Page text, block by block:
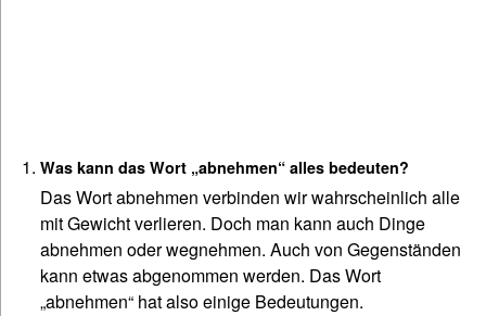
Was kann das Wort „abnehmen“ alles bedeuten?
Das Wort abnehmen verbinden wir wahrscheinlich alle
mit Gewicht verlieren. Doch man kann auch Dinge
abnehmen oder wegnehmen. Auch von Gegenständen
kann etwas abgenommen werden. Das Wort
„abnehmen“ hat also einige Bedeutungen.